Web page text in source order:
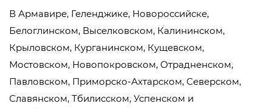
В Армавире, Геленджике, Новороссийске,
Белоглинском, Выселковском, Калининском,
Крыловском, Курганинском, Кущевском,
Мостовском, Новопокровском, Отрадненском,
Павловском, Приморско-Ахтарском, Северском,
Славянском, Тбилисском, Успенском и